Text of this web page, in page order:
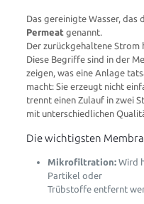
Das gereinigte Wasser, das
Permeat genannt.
Der zurückgehaltene Strom
Diese Begriffe sind in der
zeigen, was eine Anlage
macht: Sie erzeugt nicht
trennt einen Zulauf in zwei
mit unterschiedlichen
Die wichtigsten
Mikrofiltration:Wird
Partikel oder
Trübstoffe entfernt